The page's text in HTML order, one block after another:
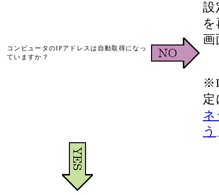
コンピュータのIPアドレスは自動取得になっ
ていますか？
設
画
う